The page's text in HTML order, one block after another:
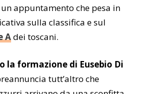
appuntamento che pesa in
sulla classifica e sul
Adei toscani.
la formazione di Eusebio Di
tutt’altro che